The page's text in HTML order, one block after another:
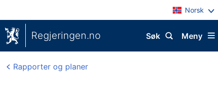
Norsk
Regjeringen.no Meny
Søk
Rapporter og planer